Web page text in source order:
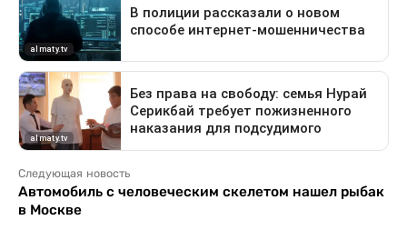
Следующая новость
Автомобиль с человеческим скелетом нашел рыбак
в Москве